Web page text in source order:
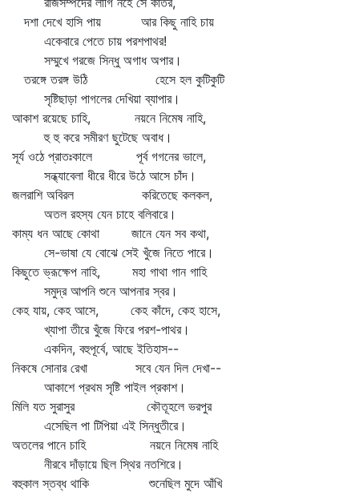
দশা দেখে হাসি পায় আর কিছু নাহি চায়
একেবারে পেতে চায় পরশপাথর!
সম্মুখে গরজে সিন্ধু অগাধ অপার।
তরঙ্গে তরঙ্গ উঠি হেসে হল কুটিকুটি
সৃষ্টিছাড়া পাগলের দেখিয়া ব্যাপার।
আকাশ রয়েছে চাহি, নয়নে নিমেষ নাহি,
হু হু করে সমীরণ ছুটেছে অবাধ।
সূর্য ওঠে প্রাতঃকালে পূর্ব গগনের ভালে,
সন্ধ্যাবেলা ধীরে ধীরে উঠে আসে চাঁদ।
জলরাশি অবিরল করিতেছে কলকল,
অতল রহস্য যেন চাহে বলিবারে।
কাম্য ধন আছে কোথা জানে যেন সব কথা,
সে-ভাষা যে বোঝে সেই খুঁজে নিতে পারে।
কিছুতে ভ্রূক্ষেপ নাহি, মহা গাথা গান গাহি
সমুদ্র আপনি শুনে আপনার স্বর।
কেহ যায়, কেহ আসে, কেহ কাঁদে, কেহ হাসে,
খ্যাপা তীরে খুঁজে ফিরে পরশ-পাথর।
একদিন, বহুপূর্বে, আছে ইতিহাস--
নিকষে সোনার রেখা সবে যেন দিল দেখা--
আকাশে প্রথম সৃষ্টি পাইল প্রকাশ।
মিলি যত সুরাসুর কৌতূহলে ভরপুর
এসেছিল পা টিপিয়া এই সিন্ধুতীরে।
অতলের পানে চাহি নয়নে নিমেষ নাহি
নীরবে দাঁড়ায়ে ছিল স্থির নতশিরে।
বহুকাল স্তব্ধ থাকি শুনেছিল মুদে আঁখি